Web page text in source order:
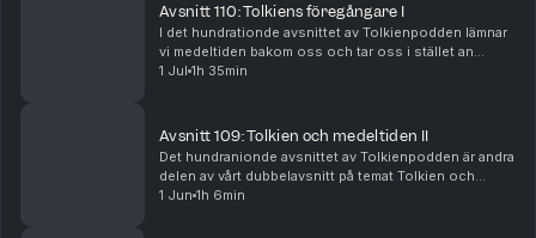
Avsnitt 110: Tolkiens föregångare I
I det hundrationde avsnittet av Tolkienpodden lämnar
vi medeltiden bakom oss och tar oss i stället an
Tolkiens mer moderna föregångare i ännu ett
1 Jul 1h 35min
Avsnitt 109: Tolkien och medeltiden II
Det hundranionde avsnittet av Tolkienpodden är andra
delen av vårt dubbelavsnitt på temat Tolkien och
medeltiden. I detta andra avsnitt går vi in på lite mer
1 Jun 1h 6min